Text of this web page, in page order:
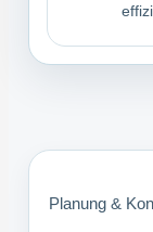
Planung &